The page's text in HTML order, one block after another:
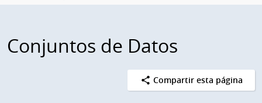
Conjuntos de Datos
Compartir esta página